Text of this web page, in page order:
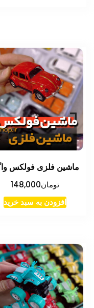
ماشین فلزی فولکس
تومان148,000
افزودن به سبد خرید